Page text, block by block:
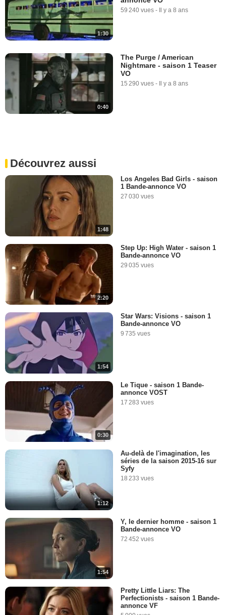
1:30
59 240 vues - Il y a 8 ans
0:40
The Purge / American
Nightmare - saison 1 Teaser
VO
15 290 vues - Il y a 8 ans
Découvrez aussi
1:48
Los Angeles Bad Girls - saison
1 Bande-annonce VO
27 030 vues
2:20
Step Up: High Water - saison 1
Bande-annonce VO
29 035 vues
1:54
Star Wars: Visions - saison 1
Bande-annonce VO
9 735 vues
0:30
Le Tique - saison 1 Bande-
annonce VOST
17 283 vues
1:12
Au-delà de l'imagination, les
séries de la saison 2015-16 sur
Syfy
18 233 vues
1:54
Y, le dernier homme - saison 1
Bande-annonce VO
72 452 vues
Pretty Little Liars: The
Perfectionists - saison 1 Bande-
annonce VF